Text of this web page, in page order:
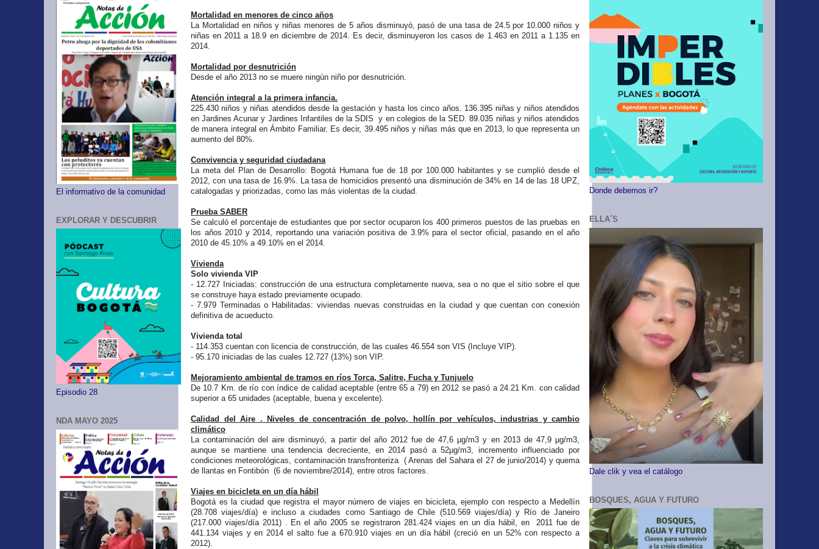
Mortalidad en menores de cinco años
La Mortalidad en niños y niñas menores de 5 años disminuyó, pasó de una tasa de 24.5 por 10.000 niños y
niñas en 2011 a 18.9 en diciembre de 2014. Es decir, disminuyeron los casos de 1.463 en 2011 a 1.135 en
2014.
Mortalidad por desnutrición
Desde el año 2013 no se muere ningún niño por desnutrición.
Atención integral a la primera infancia.
225.430 niños y niñas atendidos desde la gestación y hasta los cinco años. 136.395 niñas y niños atendidos
en Jardines Acunar y Jardines Infantiles de la SDIS y en colegios de la SED. 89.035 niñas y niños atendidos
de manera integral en Ámbito Familiar. Es decir, 39.495 niños y niñas más que en 2013, lo que representa un
aumento del 80%.
Convivencia y seguridad ciudadana
La meta del Plan de Desarrollo: Bogotá Humana fue de 18 por 100.000 habitantes y se cumplió desde el
2012, con una tasa de 16.9%. La tasa de homicidios presentó una disminución de 34% en 14 de las 18 UPZ,
catalogadas y priorizadas, como las más violentas de la ciudad.
Prueba SABER
Se calculó el porcentaje de estudiantes que por sector ocuparon los 400 primeros puestos de las pruebas en
los años 2010 y 2014, reportando una variación positiva de 3.9% para el sector oficial, pasando en el año
2010 de 45.10% a 49.10% en el 2014.
Vivienda
Solo vivienda VIP
- 12.727 Iniciadas: construcción de una estructura completamente nueva, sea o no que el sitio sobre el que
se construye haya estado previamente ocupado.
- 7.979 Terminadas o Habilitadas: viviendas nuevas construidas en la ciudad y que cuentan con conexión
definitiva de acueducto.
Vivienda total
- 114.353 cuentan con licencia de construcción, de las cuales 46.554 son VIS (Incluye VIP).
- 95.170 iniciadas de las cuales 12.727 (13%) son VIP.
Mejoramiento ambiental de tramos en ríos Torca, Salitre, Fucha y Tunjuelo
De 10.7 Km. de río con índice de calidad aceptable (entre 65 a 79) en 2012 se pasó a 24.21 Km. con calidad
superior a 65 unidades (aceptable, buena y excelente).
Calidad del Aire . Niveles de concentración de polvo, hollín por vehículos, industrias y cambio
climático
La contaminación del aire disminuyó, a partir del año 2012 fue de 47,6 µg/m3 y en 2013 de 47,9 µg/m3,
aunque se mantiene una tendencia decreciente, en 2014 pasó a 52µg/m3, incremento influenciado por
condiciones meteorológicas, contaminación transfronteriza ( Arenas del Sahara el 27 de junio/2014) y quema
de llantas en Fontibón (6 de noviembre/2014), entre otros factores.
Viajes en bicicleta en un día hábil
Bogotá es la ciudad que registra el mayor número de viajes en bicicleta, ejemplo con respecto a Medellín
(28.708 viajes/día) e incluso a ciudades como Santiago de Chile (510.569 viajes/día) y Río de Janeiro
(217.000 viajes/día 2011) . En el año 2005 se registraron 281.424 viajes en un día hábil, en 2011 fue de
441.134 viajes y en 2014 el salto fue a 670.910 viajes en un día hábil (creció en un 52% con respecto a
2012).
El informativo de la comunidad
EXPLORAR Y DESCUBRIR
Episodio 28
NDA MAYO 2025
Donde debemos ir?
ELLA´S
Dale clik y vea el catálogo
BOSQUES, AGUA Y FUTURO